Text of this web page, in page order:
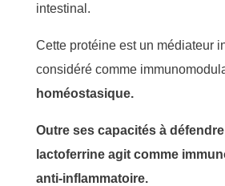
intestinal.
Cette protéine est un médiateur
considéré comme
homéostasique.
Outre ses capacités à
lactoferrine agit comme
anti-inflammatoire.